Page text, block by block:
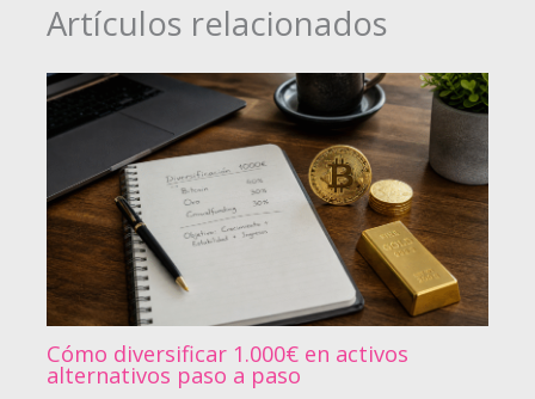
Artículos relacionados
Cómo diversificar 1.000€ en activos
alternativos paso a paso